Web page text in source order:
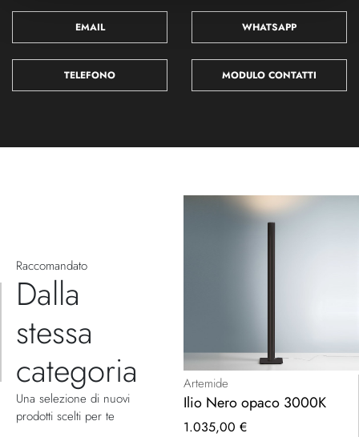
EMAIL WHATSAPP
TELEFONO MODULO CONTATTI
Raccomandato
Dalla
stessa
categoria
Una selezione di nuovi
prodotti scelti per te
Artemide
Ilio Nero opaco 3000K
1.035,00 €